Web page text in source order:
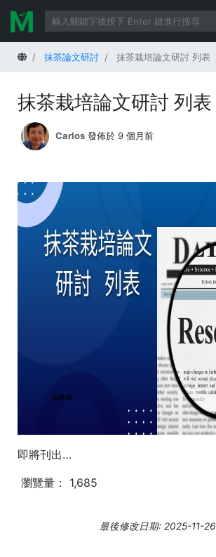
首頁 抹茶論文研討 抹茶栽培論文研討 列表
抹茶栽培論文研討 列表
Carlos 發佈於 9 個月前
即將刊出…
瀏覽量：
1,685
最後修改日期: 2025-11-26